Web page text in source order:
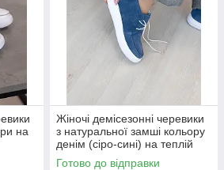
на
Жіночі демісезонні черевики
з натуральної замші кольору
денім (сіро-сині) на теплій
байці 36-41 – Україна,
Готово до відправки